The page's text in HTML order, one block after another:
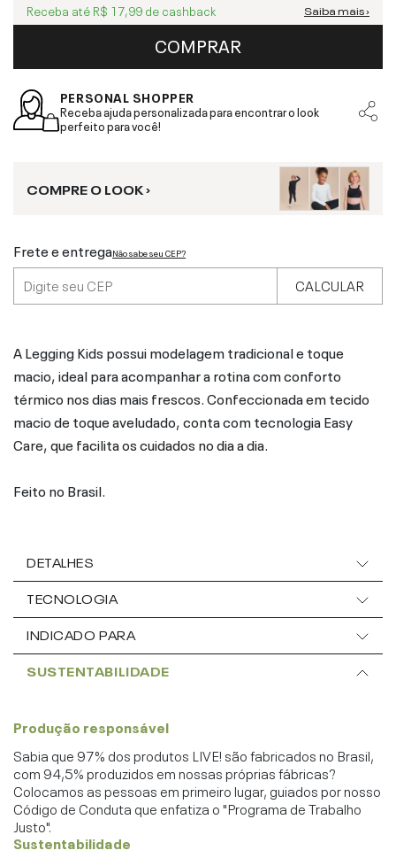
Receba até R$ 17,99 de cashback Saiba mais ›
COMPRAR
PERSONAL SHOPPER
Receba ajuda personalizada para encontrar o look
perfeito para você!
COMPRE O LOOK ›
Frete e entregaNão sabe seu CEP?
CALCULAR
A Legging Kids possui modelagem tradicional e toque
macio, ideal para acompanhar a rotina com conforto
térmico nos dias mais frescos. Confeccionada em tecido
macio de toque aveludado, conta com tecnologia Easy
Care, que facilita os cuidados no dia a dia.
Feito no Brasil.
DETALHES
TECNOLOGIA
INDICADO PARA
SUSTENTABILIDADE
Produção responsável
Sabia que 97% dos produtos LIVE! são fabricados no Brasil,
com 94,5% produzidos em nossas próprias fábricas?
Colocamos as pessoas em primeiro lugar, guiados por nosso
Código de Conduta que enfatiza o "Programa de Trabalho
Justo".
Sustentabilidade